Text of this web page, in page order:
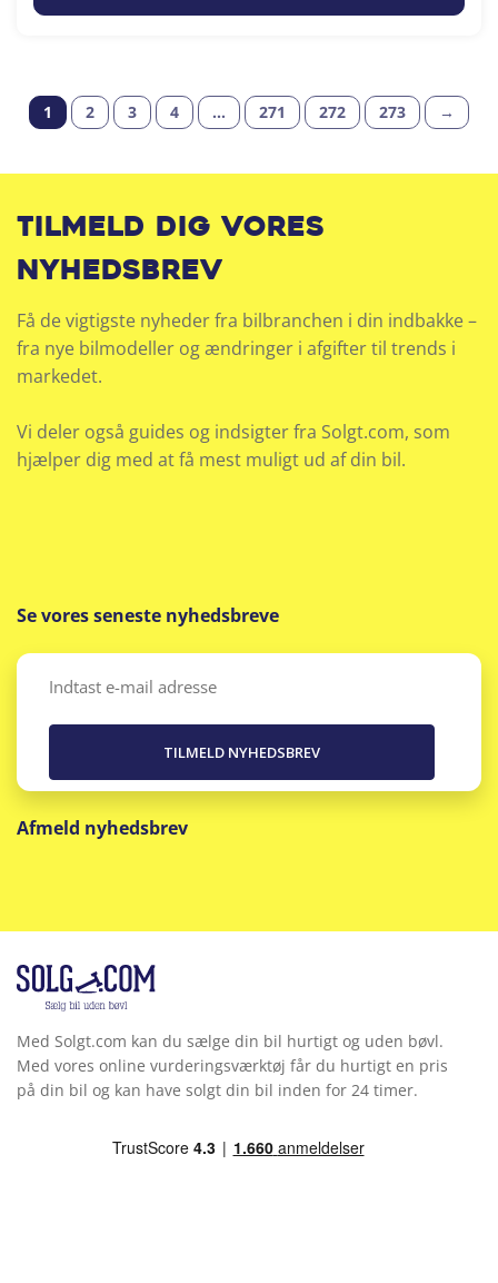
1 2 3 4 … 271 272 273 →
Tilmeld dig vores
nyhedsbrev
Få de vigtigste nyheder fra bilbranchen i din indbakke –
fra nye bilmodeller og ændringer i afgifter til trends i
markedet.
Vi deler også guides og indsigter fra Solgt.com, som
hjælper dig med at få mest muligt ud af din bil.
Se vores seneste nyhedsbreve
Email
Afmeld nyhedsbrev
Med Solgt.com kan du sælge din bil hurtigt og uden bøvl.
Med vores online vurderingsværktøj får du hurtigt en pris
på din bil og kan have solgt din bil inden for 24 timer.